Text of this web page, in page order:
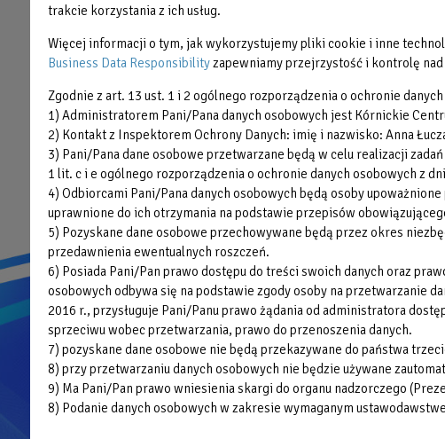
FITNESS
SIŁOWNIA
OAZA KIDS
Olimpijczycy
Organizacja imprez
trakcie korzystania z ich usług.
Więcej informacji o tym, jak wykorzystujemy pliki cookie i inne
Business Data Responsibilityzapewniamy przejrzystość i kontrolę nad
Zgodnie z art. 13 ust. 1 i 2 ogólnego rozporządzenia o ochronie
1) Administratorem Pani/Pana danych osobowych jest Kórnickie
2) Kontakt z Inspektorem Ochrony Danych: imię i nazwisko: Anna
3) Pani/Pana dane osobowe przetwarzane będą w celu realizacji
1 lit. c i e ogólnego rozporządzenia o ochronie danych osobowych z
4) Odbiorcami Pani/Pana danych osobowych będą osoby
uprawnione do ich otrzymania na podstawie przepisów
5) Pozyskane dane osobowe przechowywane będą przez okres
przedawnienia ewentualnych roszczeń.
6) Posiada Pani/Pan prawo dostępu do treści swoich danych oraz
osobowych odbywa się na podstawie zgody osoby na przetwarzanie
2016 r., przysługuje Pani/Panu prawo żądania od administratora
sprzeciwu wobec przetwarzania, prawo do przenoszenia danych.
7) pozyskane dane osobowe nie będą przekazywane do państwa
8) przy przetwarzaniu danych osobowych nie będzie używane
9) Ma Pani/Pan prawo wniesienia skargi do organu nadzorczego
8) Podanie danych osobowych w zakresie wymaganym